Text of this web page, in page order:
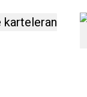
txapelketa